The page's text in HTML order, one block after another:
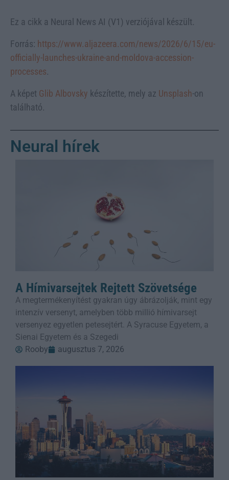
Ez a cikk a Neural News AI (V1) verziójával készült.
Forrás: https://www.aljazeera.com/news/2026/6/15/eu-
officially-launches-ukraine-and-moldova-accession-
processes.
A képet Glib Albovsky készítette, mely az Unsplash-on
található.
Neural hírek
A Hímivarsejtek Rejtett Szövetsége
A megtermékenyítést gyakran úgy ábrázolják, mint egy
intenzív versenyt, amelyben több millió hímivarsejt
versenyez egyetlen petesejtért. A Syracuse Egyetem, a
Sienai Egyetem és a Szegedi
Rooby
augusztus 7, 2026